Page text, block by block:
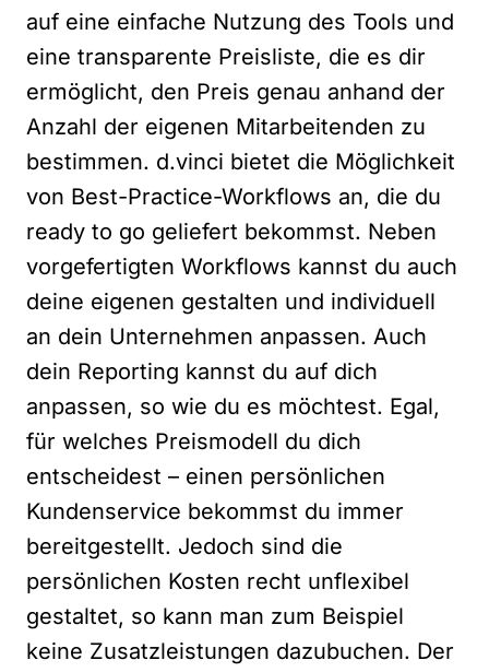
auf eine einfache Nutzung des Tools und
eine transparente Preisliste, die es dir
ermöglicht, den Preis genau anhand der
Anzahl der eigenen Mitarbeitenden zu
bestimmen. d.vinci bietet die Möglichkeit
von Best-Practice-Workflows an, die du
ready to go geliefert bekommst. Neben
vorgefertigten Workflows kannst du auch
deine eigenen gestalten und individuell
an dein Unternehmen anpassen. Auch
dein Reporting kannst du auf dich
anpassen, so wie du es möchtest. Egal,
für welches Preismodell du dich
entscheidest – einen persönlichen
Kundenservice bekommst du immer
bereitgestellt. Jedoch sind die
persönlichen Kosten recht unflexibel
gestaltet, so kann man zum Beispiel
keine Zusatzleistungen dazubuchen. Der